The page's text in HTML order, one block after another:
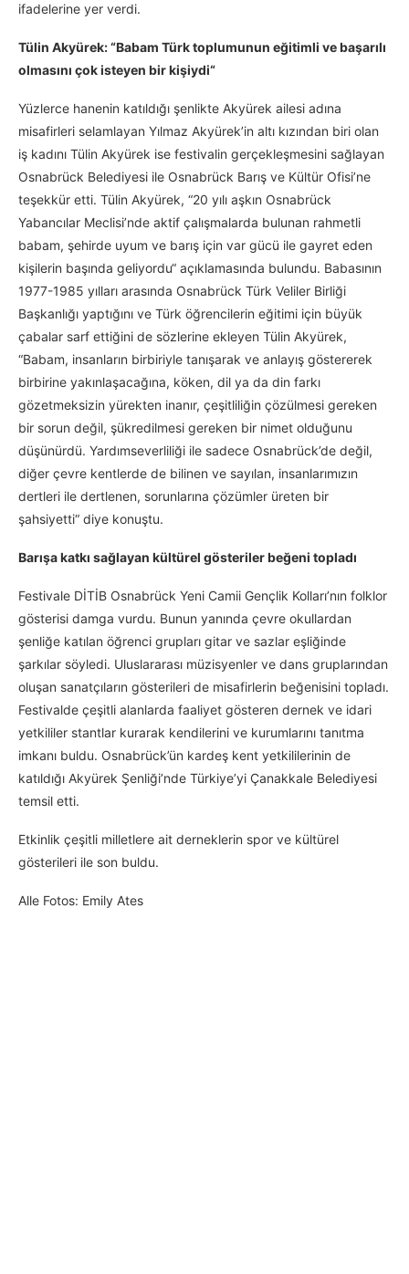
ifadelerine yer verdi.
Tülin Akyürek: “Babam Türk toplumunun eğitimli ve başarılı
olmasını çok isteyen bir kişiydi“
Yüzlerce hanenin katıldığı şenlikte Akyürek ailesi adına
misafirleri selamlayan Yılmaz Akyürek’in altı kızından biri olan
iş kadını Tülin Akyürek ise festivalin gerçekleşmesini sağlayan
Osnabrück Belediyesi ile Osnabrück Barış ve Kültür Ofisi’ne
teşekkür etti. Tülin Akyürek, “20 yılı aşkın Osnabrück
Yabancılar Meclisi’nde aktif çalışmalarda bulunan rahmetli
babam, şehirde uyum ve barış için var gücü ile gayret eden
kişilerin başında geliyordu“ açıklamasında bulundu. Babasının
1977-1985 yılları arasında Osnabrück Türk Veliler Birliği
Başkanlığı yaptığını ve Türk öğrencilerin eğitimi için büyük
çabalar sarf ettiğini de sözlerine ekleyen Tülin Akyürek,
“Babam, insanların birbiriyle tanışarak ve anlayış göstererek
birbirine yakınlaşacağına, köken, dil ya da din farkı
gözetmeksizin yürekten inanır, çeşitliliğin çözülmesi gereken
bir sorun değil, şükredilmesi gereken bir nimet olduğunu
düşünürdü. Yardımseverliliği ile sadece Osnabrück’de değil,
diğer çevre kentlerde de bilinen ve sayılan, insanlarımızın
dertleri ile dertlenen, sorunlarına çözümler üreten bir
şahsiyetti“ diye konuştu.
Barışa katkı sağlayan kültürel gösteriler beğeni topladı
Festivale DİTİB Osnabrück Yeni Camii Gençlik Kolları’nın folklor
gösterisi damga vurdu. Bunun yanında çevre okullardan
şenliğe katılan öğrenci grupları gitar ve sazlar eşliğinde
şarkılar söyledi. Uluslararası müzisyenler ve dans gruplarından
oluşan sanatçıların gösterileri de misafirlerin beğenisini topladı.
Festivalde çeşitli alanlarda faaliyet gösteren dernek ve idari
yetkililer stantlar kurarak kendilerini ve kurumlarını tanıtma
imkanı buldu. Osnabrück’ün kardeş kent yetkililerinin de
katıldığı Akyürek Şenliği’nde Türkiye’yi Çanakkale Belediyesi
temsil etti.
Etkinlik çeşitli milletlere ait derneklerin spor ve kültürel
gösterileri ile son buldu.
Alle Fotos: Emily Ates